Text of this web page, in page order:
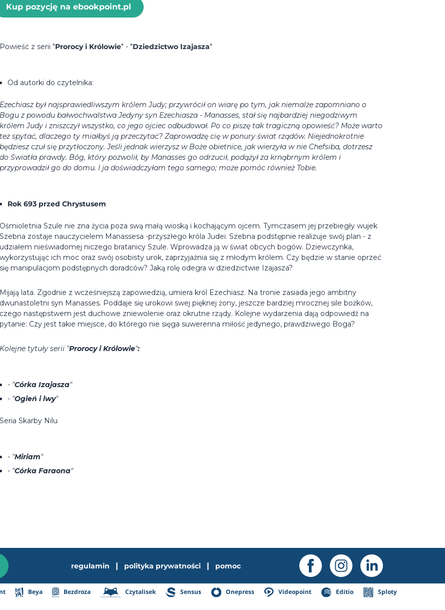
Kup pozycję na ebookpoint.pl
Powieść z serii "Prorocy i Królowie" - "Dziedzictwo Izajasza"
Od autorki do czytelnika:
Ezechiasz był najsprawiedliwszym królem Judy; przywrócił on wiarę po tym, jak niemalże zapomniano o
Bogu z powodu bałwochwalstwa Jedyny syn Ezechiasza - Manasses, stał się najbardziej niegodziwym
królem Judy i zniszczył wszystko, co jego ojciec odbudował. Po co piszę tak tragiczną opowieść? Może warto
też spytać, dlaczego ty miałbyś ją przeczytać? Zaprowadzę cię w ponury świat rządów. Niejednokrotnie
będziesz czuł się przytłoczony. Jeśli jednak wierzysz w Boże obietnice, jak wierzyła w nie Chefsiba, dotrzesz
do Światła prawdy. Bóg, który pozwolił, by Manasses go odrzucił, podążył za krnąbrnym królem i
przyprowadził go do domu. I ja doświadczyłam tego samego; może pomóc również Tobie.
Rok 693 przed Chrystusem
Ośmioletnia Szule nie zna życia poza swą małą wioską i kochającym ojcem. Tymczasem jej przebiegły wujek
Szebna zostaje nauczycielem Manassesa -przyszłego króla Judei. Szebna podstępnie realizuje swój plan - z
udziałem nieświadomej niczego bratanicy Szule. Wprowadza ją w świat obcych bogów. Dziewczynka,
wykorzystując ich moc oraz swój osobisty urok, zaprzyjaźnia się z młodym królem. Czy będzie w stanie oprzeć
się manipulacjom podstępnych doradców? Jaką rolę odegra w dziedzictwie Izajasza?
Mijają lata. Zgodnie z wcześniejszą zapowiedzią, umiera król Ezechiasz. Na tronie zasiada jego ambitny
dwunastoletni syn Manasses. Poddaje się urokowi swej pięknej żony, jeszcze bardziej mrocznej sile bożków,
czego następstwem jest duchowe zniewolenie oraz okrutne rządy. Kolejne wydarzenia dają odpowiedź na
pytanie: Czy jest takie miejsce, do którego nie sięga suwerenna miłość jedynego, prawdziwego Boga?
Kolejne tytuły serii "Prorocy i Królowie":
- "Córka Izajasza"
- "Ogień i lwy"
Seria Skarby Nilu
- "Miriam"
- "Córka Faraona"
regulamin | polityka prywatności | pomoc
Beya Bezdroza Czytalisek Sensus Onepress Videopoint Editio Sploty